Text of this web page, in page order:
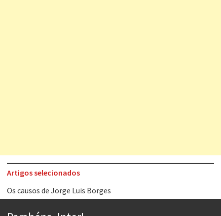
Artigos selecionados
Os causos de Jorge Luis Borges